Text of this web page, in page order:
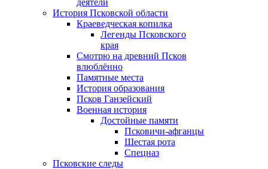
деятели
История Псковской области
Краеведческая копилка
Легенды Псковского
края
Смотрю на древний Псков
влюблённо
Памятные места
История образования
Псков Ганзейский
Военная история
Достойные памяти
Псковичи-афганцы
Шестая рота
Спецназ
Псковские следы